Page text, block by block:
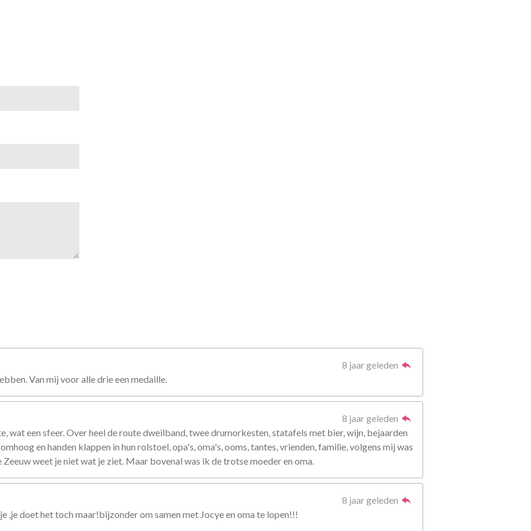
8 jaar geleden
Van mij voor alle drie een medaille.
8 jaar geleden
wat een sfeer. Over heel de route dweilband, twee drumorkesten, statafels met bier, wijn, bejaarden
en handen klappen in hun rolstoel, opa's, oma's, ooms, tantes, vrienden, familie, volgens mij was
weet je niet wat je ziet. Maar bovenal was ik de trotse moeder en oma.
8 jaar geleden
doet het toch maar!bijzonder om samen met Jocye en oma te lopen!!!